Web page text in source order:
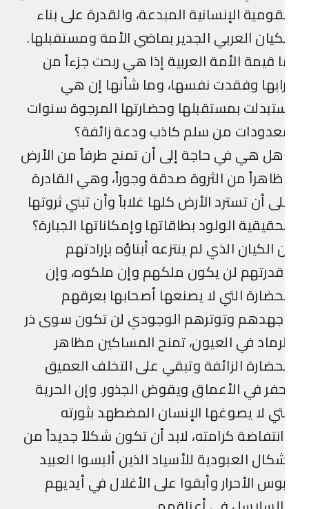
الإنسانية المبدعة، والقدرة على بناء
العربي الجدير بماضي الأمة ومستقبلها.
قيمة الأمة العربية إذا هي ربحت جزءاً من
وفقدت نفسها، وما شأنها إن هي
بمستقبلها وحضارتها المرجوة سنوات
من سلم كاذب ودعة زائفة؟
هي في حاجة إلى أن تمنح طرفاً من الأرض
من الثروة صدقة وجوراً، وهي القادرة
أن تسترد الأرض كلها غلاباً وأن تبني ثروتها
الولود بطاقاتها وإمكاناتها الجبارة؟
الكيان الذي لم ينتزعه أبناؤه بإرادتهم
لن يكون ملكهم وإن ملكوه، وإن
التي لا يصنعها أصحابها بعرقهم
وتوترهم الوجودي لن تكون سوى ذر
في العيون، تمنح المساكين مظاهر
الزائفة وتبقي على التخلف العميق
في الأعماق ويقوض الجذور. وإن الحرية
لا يصوغها الإنسان المضطهد بثورته
كرامته، لابد أن تكون شكلاً جديداً من
العبودية للأسياد الذين ألبسوا العبيد
الأحرار وأبقوا على الأغلال في أيديهم